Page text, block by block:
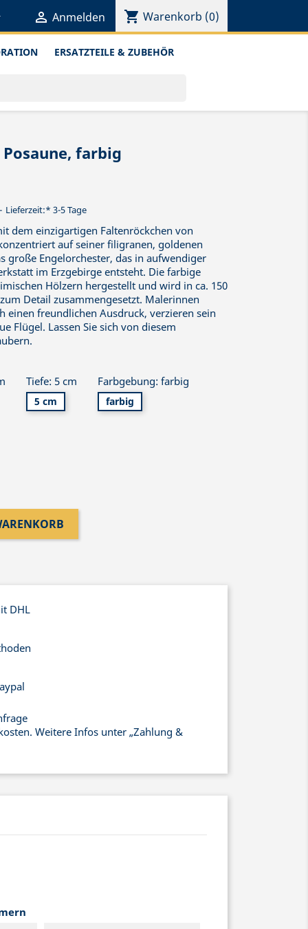
 Anmelden shopping_cart Warenkorb (0)
ERSATZTEILE & ZUBEHÖR
farbig
Lieferzeit:* 3-5 Tage
dem einzigartigen Faltenröckchen von
auf seiner filigranen, goldenen
große Engelorchester, das in aufwendiger
im Erzgebirge entsteht. Die farbige
Hölzern hergestellt und wird in ca. 150
Detail zusammengesetzt. Malerinnen
einen freundlichen Ausdruck, verzieren sein
Flügel. Lassen Sie sich von diesem
Tiefe: 5 cm
5 cm
Farbgebung: farbig
farbig
DHL
Weitere Infos unter „Zahlung &